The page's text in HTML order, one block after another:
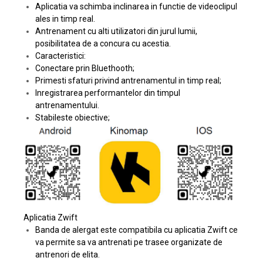
Aplicatia va schimba inclinarea in functie de videoclipul
ales in timp real.
Antrenament cu alti utilizatori din jurul lumii,
posibilitatea de a concura cu acestia.
Caracteristici:
Conectare prin Bluethooth;
Primesti sfaturi privind antrenamentul in timp real;
Inregistrarea performantelor din timpul
antrenamentului.
Stabileste obiective;
Aplicatia Zwift
Banda de alergat este compatibila cu aplicatia Zwift ce
va permite sa va antrenati pe trasee organizate de
antrenori de elita.